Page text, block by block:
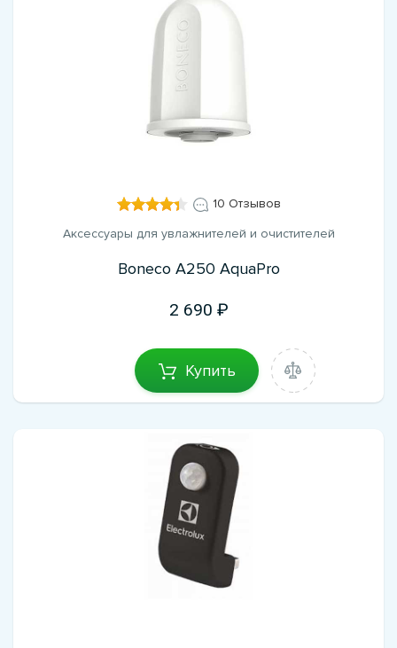
10 Отзывов
Аксессуары для увлажнителей и очистителей
Boneco A250 AquaPro
2 690
Купить